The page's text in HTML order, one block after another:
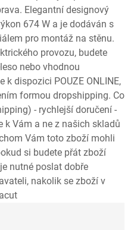
Elegantní designový
674 W a je dodáván s
pro montáž na stěnu.
provozu, budete
nebo vhodnou
dispozici POUZE ONLINE,
formou dropshipping. Co
- rychlejší doručení -
k Vám a ne z našich skladů
Vám toto zboží mohli
si budete přát zboží
nutné poslat dobře
nakolik se zboží v